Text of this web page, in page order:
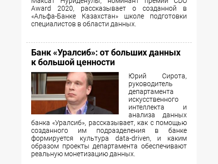
Award 2020, рассказывает о созданной в
«Альфа-Банке Казахстан» школе подготовки
специалистов в области данных.
Банк «Уралсиб»: от больших данных
к большой ценности
Юрий Сирота,
руководитель
департамента
искусственного
интеллекта и
анализа данных
банка «Уралсиб», рассказывает, как с помощью
созданного им подразделения в банке
формируется культура data-driven, и каким
образом проекты департамента обеспечивают
реальную монетизацию данных.